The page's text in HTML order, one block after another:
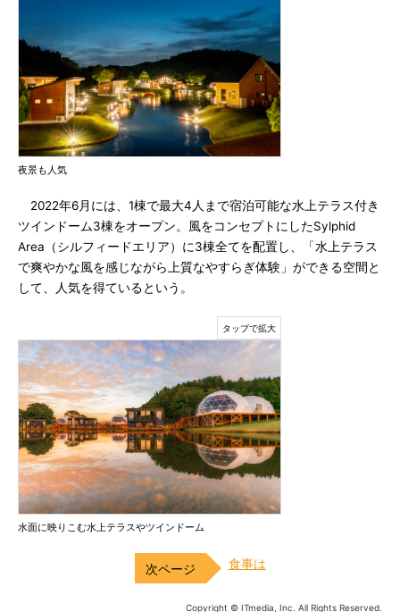
夜景も人気
2022年6月には、1棟で最大4人まで宿泊可能な水上テラス付き
ツインドーム3棟をオープン。風をコンセプトにしたSylphid
Area（シルフィードエリア）に3棟全てを配置し、「水上テラス
で爽やかな風を感じながら上質なやすらぎ体験」ができる空間と
して、人気を得ているという。
水面に映りこむ水上テラスやツインドーム
食事は
Copyright © ITmedia, Inc. All Rights Reserved.